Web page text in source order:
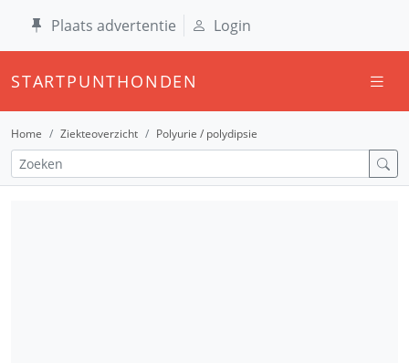
Plaats advertentie Login
STARTPUNTHONDEN
Home Ziekteoverzicht Polyurie / polydipsie